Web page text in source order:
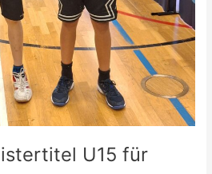
U15 für